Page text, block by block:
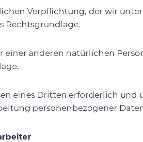
Verpflichtung, der wir
Rechtsgrundlage.
anderen natürlichen
eines Dritten erforderlich und
personenbezogener